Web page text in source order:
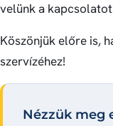
velünk a
Köszönjük előre is,
szervízéhez!
Nézzük meg